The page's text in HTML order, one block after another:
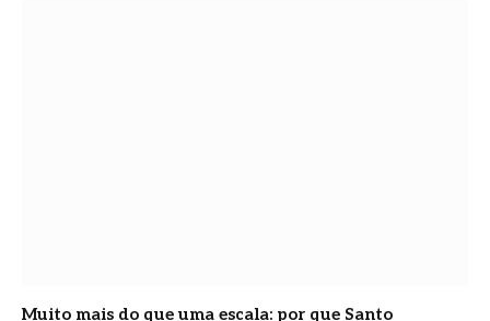
Muito mais do que uma escala: por que Santo